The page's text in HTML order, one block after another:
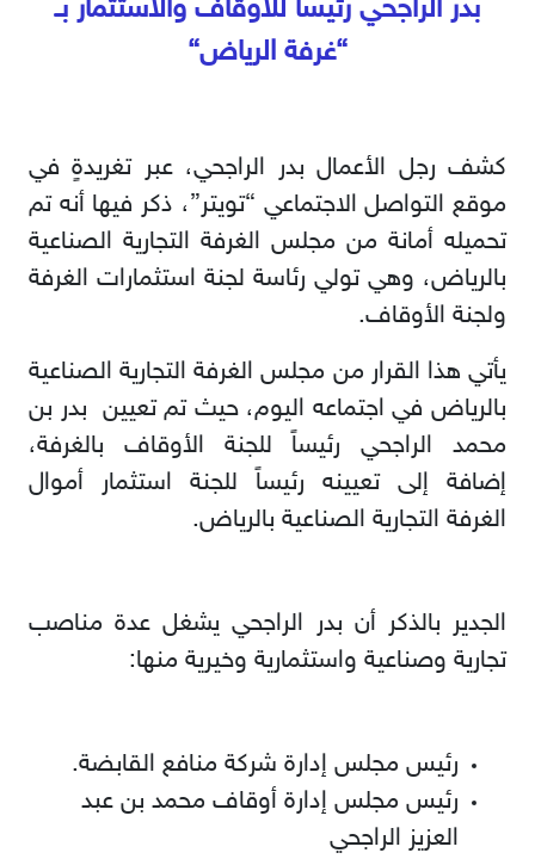
بدر الراجحي رئيساً للأوقاف والاستثمار بـ
“غرفة الرياض“
كشف رجل الأعمال بدر الراجحي، عبر تغريدةٍ في
موقع التواصل الاجتماعي “تويتر”، ذكر فيها أنه تم
تحميله أمانة من مجلس الغرفة التجارية الصناعية
بالرياض، وهي تولي رئاسة لجنة استثمارات الغرفة
ولجنة الأوقاف.
يأتي هذا القرار من مجلس الغرفة التجارية الصناعية
بالرياض في اجتماعه اليوم، حيث تم تعيين بدر بن
محمد الراجحي رئيساً للجنة الأوقاف بالغرفة،
إضافة إلى تعيينه رئيساً للجنة استثمار أموال
الغرفة التجارية الصناعية بالرياض.
الجدير بالذكر أن بدر الراجحي يشغل عدة مناصب
تجارية وصناعية واستثمارية وخيرية منها:
رئيس مجلس إدارة شركة منافع القابضة.
رئيس مجلس إدارة أوقاف محمد بن عبد
العزيز الراجحي